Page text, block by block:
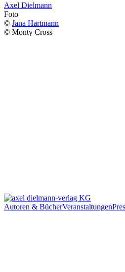
Axel Dielmann
Foto
© Jana Hartmann
© Monty Cross
Autoren & BücherVeranstaltungen